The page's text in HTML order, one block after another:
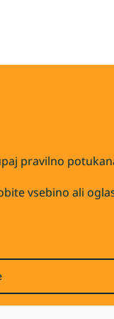
pravilno
vsebino ali